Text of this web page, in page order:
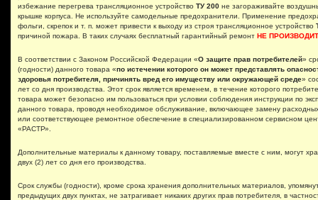
избежание перегрева трансляционное устройство ТУ 200 не загораживайте
крышке корпуса. Не используйте самодельные предохранители. Применение
фольги, скрепок и т. п. может привести к выходу из строя трансляционное устройство
причиной пожара. В таких случаях бесплатный гарантийный ремонт НЕ
В соответствии с Законом Российской Федерации «О защите прав потребителей»
(годности) данного товара «по истечении которого он может представлять
здоровья потребителя, причинять вред его имуществу или окружающей среде»
лет со дня производства. Этот срок является временем, в течение которого
товара может безопасно им пользоваться при условии соблюдения инструкции по
данного товара, проводя необходимое обслуживание, включающее замену
или соответствующее ремонтное обеспечение в специализированном сервисном
«РАСТР».
Дополнительные материалы к данному товару, поставляемые вместе с ним, могут
двух (2) лет со дня его производства.
Срок службы (годности), кроме срока хранения дополнительных материалов,
предыдущих двух пунктах, не затрагивает никаких других прав потребителя, в